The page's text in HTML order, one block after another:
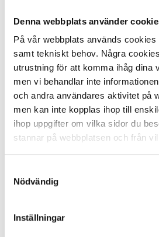
Denna webbplats använder
På vår webbplats används
samt tekniskt behov. Några
utrustning för att komma ihåg dina
men vi behandlar inte
och andra användares aktivitet på
men kan inte kopplas ihop till
ihop uppgifter om vilka sidor du
stannar på webbplatsen och från
Nödvändig
Inställningar
nätägarområde. Operatören
den beställda tjänsten.
ARN konstaterade att den
operatören skickat var utformad
parterna skulle anses ha ingått
leverans av bredband för 59
priset de första sex månaderna.
Nämnden tog därefter upp
som gällde för ett så kallat
noterade att det aktuella priset
inom rätt nätägares område.
priset varit lågt kunde därför inte
felskrivning eller misstag.
Operatören hade enligt nämnden